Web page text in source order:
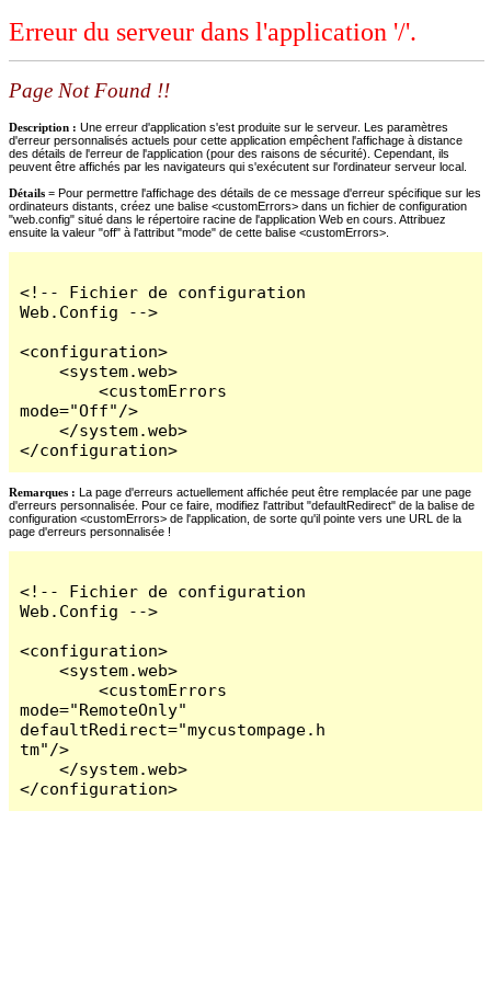
Erreur du serveur dans l'application '/'.
Page Not Found !!
Description : Une erreur d'application s'est produite sur le serveur. Les paramètres
d'erreur personnalisés actuels pour cette application empêchent l'affichage à distance
des détails de l'erreur de l'application (pour des raisons de sécurité). Cependant, ils
peuvent être affichés par les navigateurs qui s'exécutent sur l'ordinateur serveur local.
Détails = Pour permettre l'affichage des détails de ce message d'erreur spécifique sur les
ordinateurs distants, créez une balise <customErrors> dans un fichier de configuration
"web.config" situé dans le répertoire racine de l'application Web en cours. Attribuez
ensuite la valeur "off" à l'attribut "mode" de cette balise <customErrors>.
<!-- Fichier de configuration
Web.Config -->
<configuration>
    <system.web>
        <customErrors
mode="Off"/>
    </system.web>
</configuration>
Remarques : La page d'erreurs actuellement affichée peut être remplacée par une page
d'erreurs personnalisée. Pour ce faire, modifiez l'attribut "defaultRedirect" de la balise de
configuration <customErrors> de l'application, de sorte qu'il pointe vers une URL de la
page d'erreurs personnalisée !
<!-- Fichier de configuration
Web.Config -->
<configuration>
    <system.web>
        <customErrors
mode="RemoteOnly"
defaultRedirect="mycustompage.h
tm"/>
    </system.web>
</configuration>